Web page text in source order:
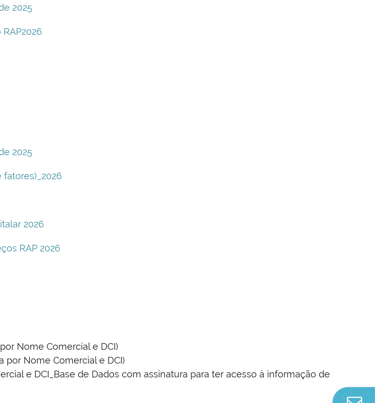
2025
2025
2026
RAP 2026
Nome Comercial e DCI)
por Nome Comercial e DCI)
e DCI_Base de Dados com assinatura para ter acesso à informação de